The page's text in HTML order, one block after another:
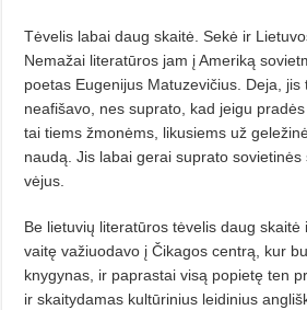
Tėvelis labai daug skaitė. Sekė ir
Nemažai literatūros jam į Ameriką
poetas Eugenijus Matuzevičius. Deja,
neafišavo, nes suprato, kad jeigu
tai tiems žmonėms, likusiems už
nau­dą. Jis labai gerai suprato sovietinės
vėjus.
Be lietuvių literatūros tėvelis daug
vaitę važiuodavo į Čikagos centrą, kur
knygynas, ir paprastai visą popietę ten
ir skaitydamas kultū­rinius leidinius